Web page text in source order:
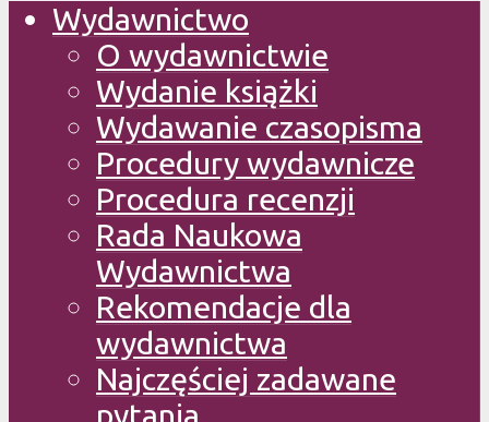
Wydawnictwo
O wydawnictwie
Wydanie książki
Wydawanie czasopisma
Procedury wydawnicze
Procedura recenzji
Rada Naukowa
Wydawnictwa
Rekomendacje dla
wydawnictwa
Najczęściej zadawane
pytania